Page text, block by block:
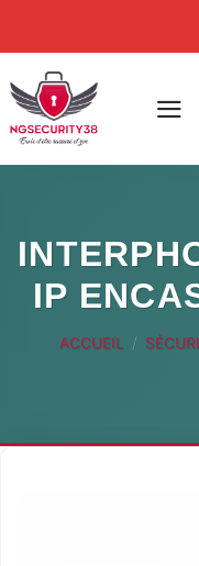
content
IP
ACCUEIL /